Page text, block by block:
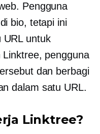
Pengguna
bio, tetapi ini
URL untuk
pengguna
dan berbagi
dalam satu URL.
Linktree?